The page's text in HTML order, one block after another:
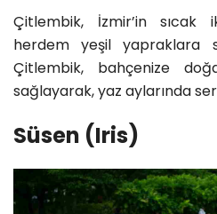
Çitlembik, İzmir’in sıcak
herdem yeşil yapraklara
Çitlembik, bahçenize
sağlayarak, yaz aylarında
Süsen (Iris)